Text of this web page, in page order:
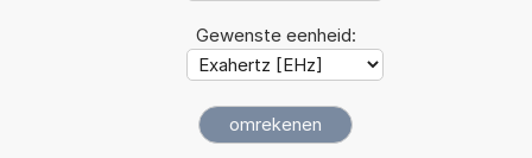
Gewenste eenheid: